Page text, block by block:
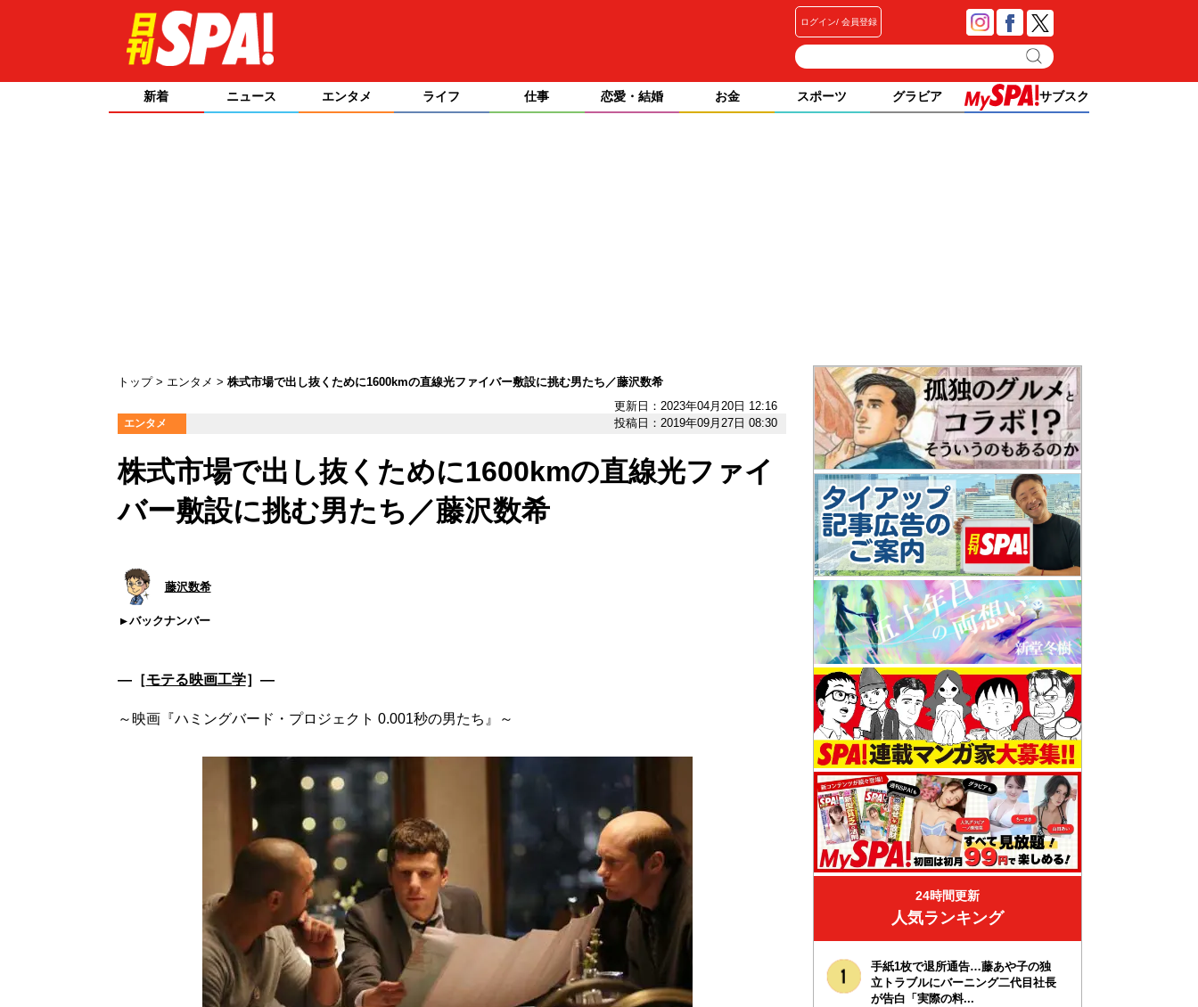
ログイン 会員登録
新着 ニュース エンタメ ライフ 仕事 恋愛・結婚 お金 スポーツ グラビア サブスク
トップ エンタメ
株式市場で出し抜くために1600kmの直線光ファイバー敷設に挑む男たち／藤沢数希
更新日：2023年04月20日 12:16
エンタメ 投稿日：2019年09月27日 08:30
株式市場で出し抜くために1600kmの直線光ファイ
バー敷設に挑む男たち／藤沢数希
藤沢数希
バックナンバー
―［モテる映画工学］―
～映画『ハミングバード・プロジェクト 0.001秒の男たち』～
24時間更新
人気ランキング
手紙1枚で退所通告…藤あや子の独
立トラブルにバーニング二代目社長
が告白「実際の料...